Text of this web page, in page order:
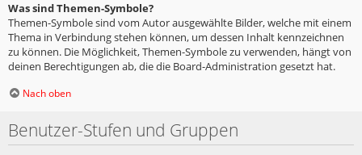
Was sind Themen-Symbole?
Themen-Symbole sind vom Autor ausgewählte Bilder, welche mit einem
Thema in Verbindung stehen können, um dessen Inhalt kennzeichnen
zu können. Die Möglichkeit, Themen-Symbole zu verwenden, hängt von
deinen Berechtigungen ab, die die Board-Administration gesetzt hat.
Nach oben
Benutzer-Stufen und Gruppen